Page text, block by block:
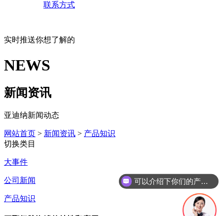
联系方式
实时推送你想了解的
NEWS
新闻资讯
亚迪纳新闻动态
网站首页 > 新闻资讯 > 产品知识
切换类目
大事件
公司新闻
产品知识
可以介绍下你们的产品么